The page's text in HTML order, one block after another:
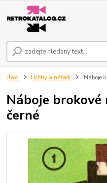
Úvod Hobby a nářadí Náboje
Náboje brokové
černé